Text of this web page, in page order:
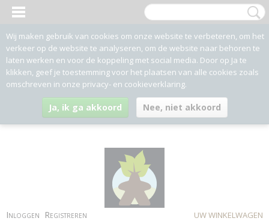
Inloggen Registreren
UW WINKELWAGEN
Wij maken gebruik van cookies om onze website te verbeteren, om het
verkeer op de website te analyseren, om de website naar behoren te
laten werken en voor de koppeling met social media. Door op Ja te
klikken, geef je toestemming voor het plaatsen van alle cookies zoals
omschreven in onze privacy- en cookieverklaring.
Ja, ik ga akkoord Nee, niet akkoord